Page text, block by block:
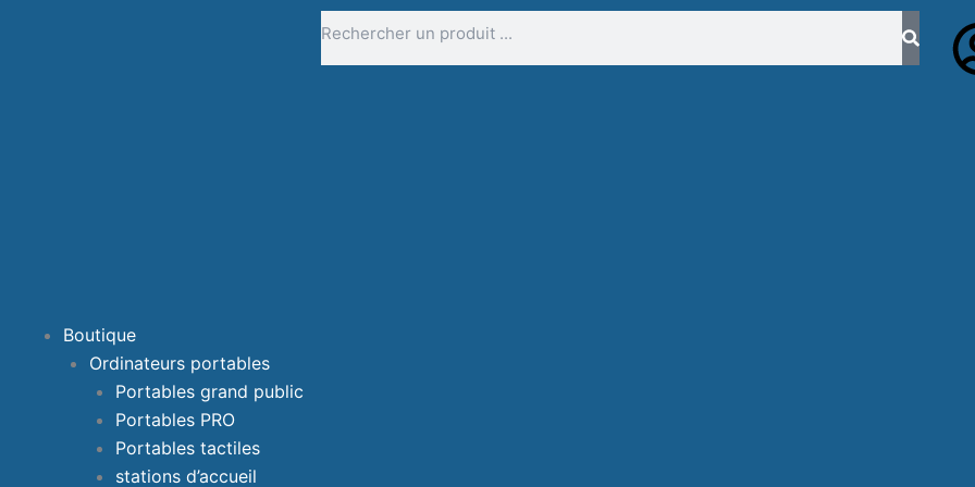
Boutique
Ordinateurs portables
Portables grand public
Portables PRO
Portables tactiles
stations d’accueil